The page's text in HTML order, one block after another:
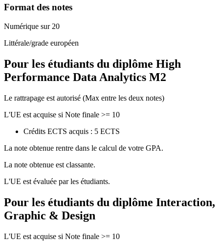
Format des notes
Numérique sur 20
Littérale/grade européen
Pour les étudiants du diplôme High
Performance Data Analytics M2
Le rattrapage est autorisé (Max entre les deux notes)
L'UE est acquise si Note finale >= 10
Crédits ECTS acquis : 5 ECTS
La note obtenue rentre dans le calcul de votre GPA.
La note obtenue est classante.
L'UE est évaluée par les étudiants.
Pour les étudiants du diplôme Interaction,
Graphic & Design
L'UE est acquise si Note finale >= 10